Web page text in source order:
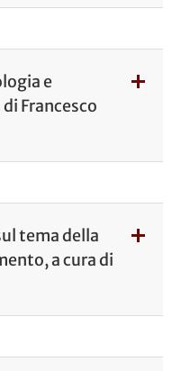
e
Francesco
tema della
a cura di